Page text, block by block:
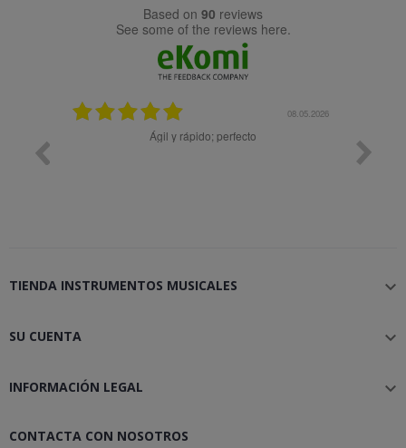
based on 90 reviews
see some of the reviews here.
08.05.2026
Muy bien
TIENDA INSTRUMENTOS MUSICALES 
SU CUENTA 
INFORMACIÓN LEGAL 
CONTACTA CON NOSOTROS